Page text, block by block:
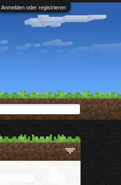
Anmelden oder registrieren